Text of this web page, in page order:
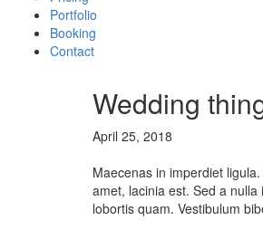
Portfolio
Booking
Contact
Wedding
April 25, 2018
Maecenas in imperdiet
amet, lacinia est. Sed a
lobortis quam. Vestibulum